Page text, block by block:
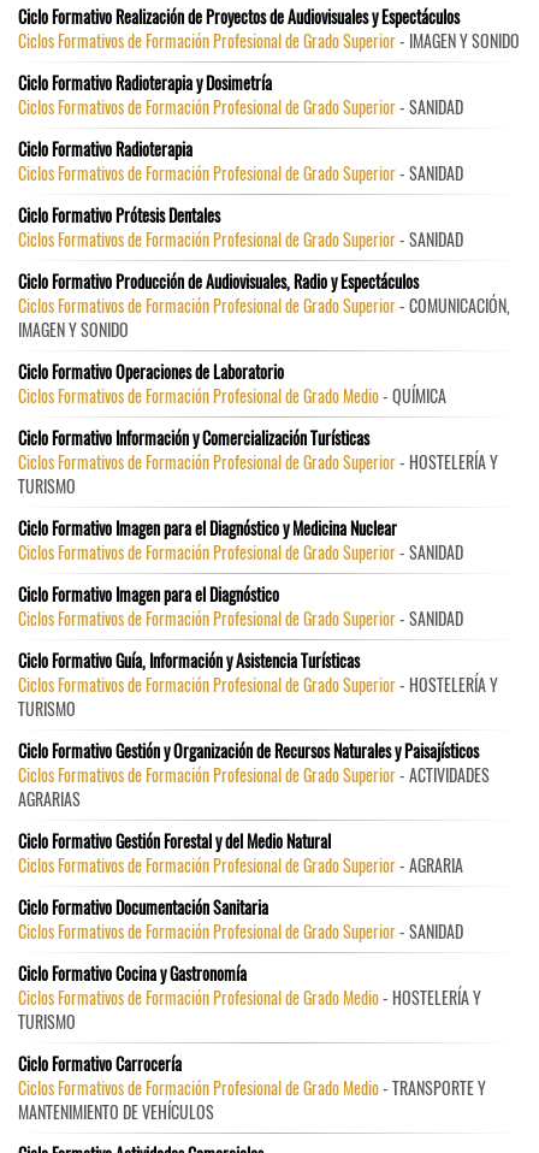
Ciclo Formativo Realización de Proyectos de Audiovisuales y Espectáculos
Ciclos Formativos de Formación Profesional de Grado Superior- IMAGEN Y SONIDO
Ciclo Formativo Radioterapia y Dosimetría
Ciclos Formativos de Formación Profesional de Grado Superior- SANIDAD
Ciclo Formativo Radioterapia
Ciclos Formativos de Formación Profesional de Grado Superior- SANIDAD
Ciclo Formativo Prótesis Dentales
Ciclos Formativos de Formación Profesional de Grado Superior- SANIDAD
Ciclo Formativo Producción de Audiovisuales, Radio y Espectáculos
Ciclos Formativos de Formación Profesional de Grado Superior- COMUNICACIÓN,
IMAGEN Y SONIDO
Ciclo Formativo Operaciones de Laboratorio
Ciclos Formativos de Formación Profesional de Grado Medio- QUÍMICA
Ciclo Formativo Información y Comercialización Turísticas
Ciclos Formativos de Formación Profesional de Grado Superior- HOSTELERÍA Y
TURISMO
Ciclo Formativo Imagen para el Diagnóstico y Medicina Nuclear
Ciclos Formativos de Formación Profesional de Grado Superior- SANIDAD
Ciclo Formativo Imagen para el Diagnóstico
Ciclos Formativos de Formación Profesional de Grado Superior- SANIDAD
Ciclo Formativo Guía, Información y Asistencia Turísticas
Ciclos Formativos de Formación Profesional de Grado Superior- HOSTELERÍA Y
TURISMO
Ciclo Formativo Gestión y Organización de Recursos Naturales y Paisajísticos
Ciclos Formativos de Formación Profesional de Grado Superior- ACTIVIDADES
AGRARIAS
Ciclo Formativo Gestión Forestal y del Medio Natural
Ciclos Formativos de Formación Profesional de Grado Superior- AGRARIA
Ciclo Formativo Documentación Sanitaria
Ciclos Formativos de Formación Profesional de Grado Superior- SANIDAD
Ciclo Formativo Cocina y Gastronomía
Ciclos Formativos de Formación Profesional de Grado Medio- HOSTELERÍA Y
TURISMO
Ciclo Formativo Carrocería
Ciclos Formativos de Formación Profesional de Grado Medio- TRANSPORTE Y
MANTENIMIENTO DE VEHÍCULOS